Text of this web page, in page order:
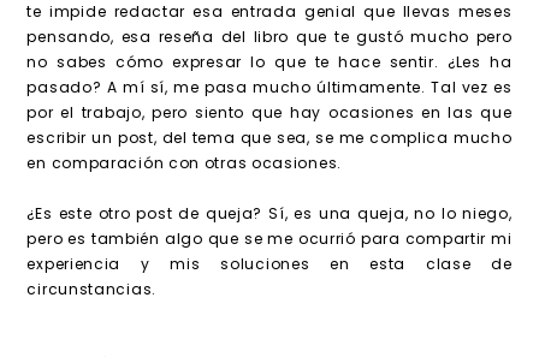
te impide redactar esa entrada genial que llevas meses
pensando, esa reseña del libro que te gustó mucho pero
no sabes cómo expresar lo que te hace sentir. ¿Les ha
pasado? A mí sí, me pasa mucho últimamente. Tal vez es
por el trabajo, pero siento que hay ocasiones en las que
escribir un post, del tema que sea, se me complica mucho
en comparación con otras ocasiones.
¿Es este otro post de queja? Sí, es una queja, no lo niego,
pero es también algo que se me ocurrió para compartir mi
experiencia y mis soluciones en esta clase de
circunstancias.